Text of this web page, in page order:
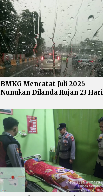
BMKG Mencatat Juli 2026
Nunukan Dilanda Hujan 23 Hari